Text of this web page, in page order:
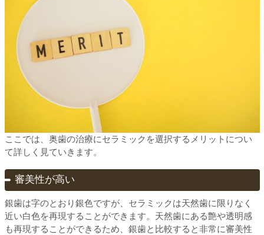
ここでは、奥歯の治療にセラミックを選択するメリットについ
て詳しく見ていきます。
審美性が高い
銀歯は字のとおり銀色ですが、セラミックは天然歯に限りなく
近い白色を再現することができます。天然歯にある艶や透明感
も再現することができるため、銀歯と比較すると非常に審美性